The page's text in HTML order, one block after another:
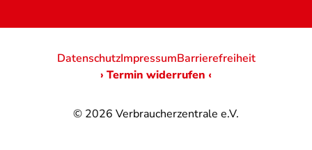
© 2026 Verbraucherzentrale e.V.
DatenschutzImpressumBarrierefreiheit
› Termin widerrufen ‹